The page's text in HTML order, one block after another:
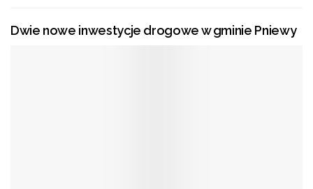
Dwie nowe inwestycje drogowe w gminie Pniewy